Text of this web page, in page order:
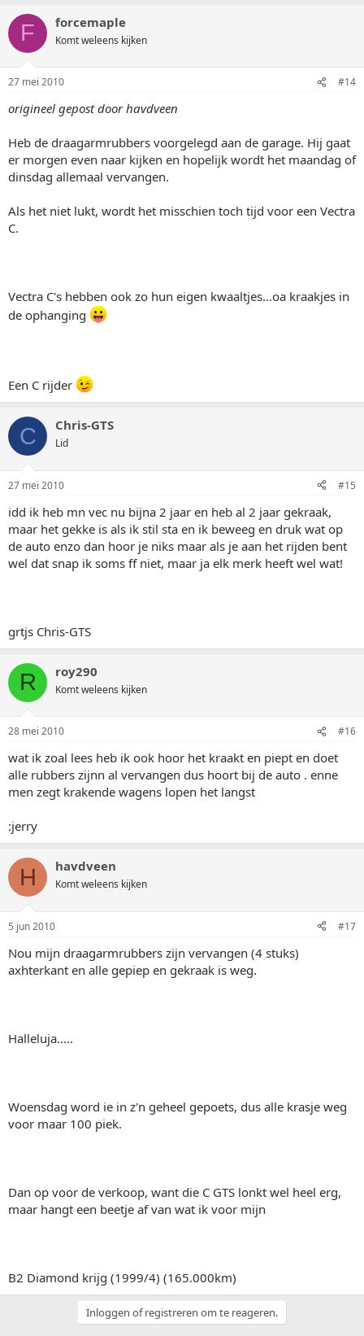
F forcemaple
Komt weleens kijken
27 mei 2010 #14
origineel gepost door havdveen
Heb de draagarmrubbers voorgelegd aan de garage. Hij gaat
er morgen even naar kijken en hopelijk wordt het maandag of
dinsdag allemaal vervangen.
Als het niet lukt, wordt het misschien toch tijd voor een Vectra
C.
Vectra C's hebben ook zo hun eigen kwaaltjes...oa kraakjes in
de ophanging
Een C rijder
C Chris-GTS
Lid
27 mei 2010 #15
idd ik heb mn vec nu bijna 2 jaar en heb al 2 jaar gekraak,
maar het gekke is als ik stil sta en ik beweeg en druk wat op
de auto enzo dan hoor je niks maar als je aan het rijden bent
wel dat snap ik soms ff niet, maar ja elk merk heeft wel wat!
grtjs Chris-GTS
R roy290
Komt weleens kijken
28 mei 2010 #16
wat ik zoal lees heb ik ook hoor het kraakt en piept en doet
alle rubbers zijnn al vervangen dus hoort bij de auto . enne
men zegt krakende wagens lopen het langst
:jerry
H havdveen
Komt weleens kijken
5 jun 2010 #17
Nou mijn draagarmrubbers zijn vervangen (4 stuks)
axhterkant en alle gepiep en gekraak is weg.
Halleluja.....
Woensdag word ie in z'n geheel gepoets, dus alle krasje weg
voor maar 100 piek.
Dan op voor de verkoop, want die C GTS lonkt wel heel erg,
maar hangt een beetje af van wat ik voor mijn
B2 Diamond krijg (1999/4) (165.000km)
Inloggen of registreren om te reageren.